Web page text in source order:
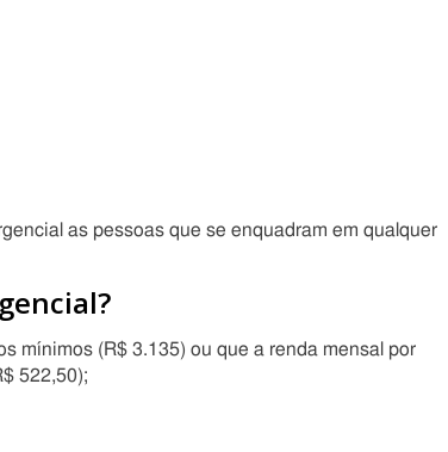
as pessoas que se enquadram em qualquer
mínimos (R$ 3.135) ou que a renda mensal por
522,50);